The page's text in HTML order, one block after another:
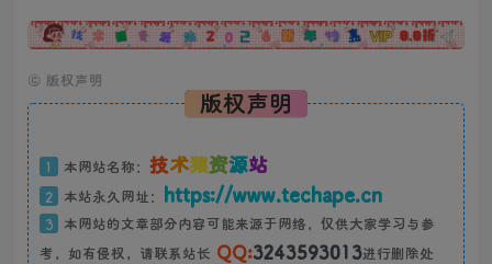
广告
© 版权声明
版权声明
1 本网站名称： 技术猿资源站
2 本站永久网址： https://www.techape.cn
3
本网站的文章部分内容可能来源于网络，仅供大家学习与参
考，如有侵权，请联系站长 QQ:3243593013进行删除处